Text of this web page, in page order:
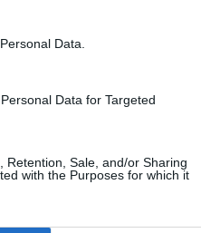
Data.
Data for Targeted
Retention, Sale, and/or Sharing
with the Purposes for which it
τα ακόλουθα κριτήρια:
κατά
κατά 5.000 ευρώ